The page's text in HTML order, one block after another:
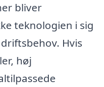
bliver
teknologien i sig
Hvis
høj